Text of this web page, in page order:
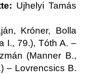
Ujhelyi Tamás
Króner, Bolla
I., 79.), Tóth A. –
(Manner B.,
– Lovrencsics B.